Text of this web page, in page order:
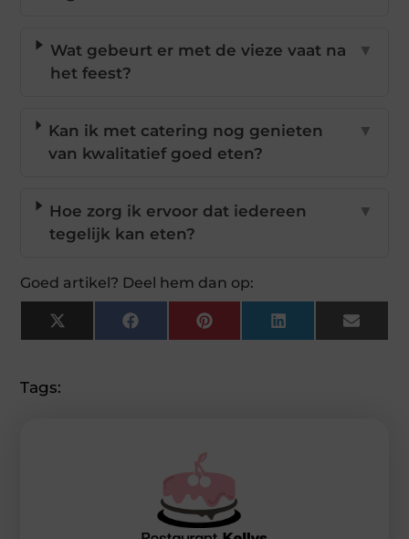
Wat gebeurt er met de vieze vaat na
het feest?
▼
Kan ik met catering nog genieten
van kwalitatief goed eten?
▼
Hoe zorg ik ervoor dat iedereen
tegelijk kan eten?
▼
Goed artikel? Deel hem dan op:
X
(Twitter)
FacebookPinterestLinkedInEmail
Tags: